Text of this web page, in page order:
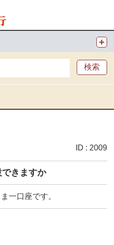
ID : 2009
きますか
一口座です。